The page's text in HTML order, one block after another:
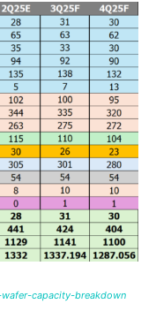
capacity-breakdown